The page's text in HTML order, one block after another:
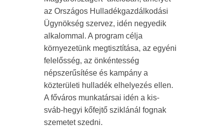
az Országos Hulladékgazdálkodási
Ügynökség szervez, idén negyedik
alkalommal. A program célja
környezetünk megtisztítása, az egyéni
felelősség, az önkéntesség
népszerűsítése és kampány a
közterületi hulladék elhelyezés ellen.
A főváros munkatársai idén a kis-
sváb-hegyi kőfejtő sziklánál fognak
szemetet szedni.